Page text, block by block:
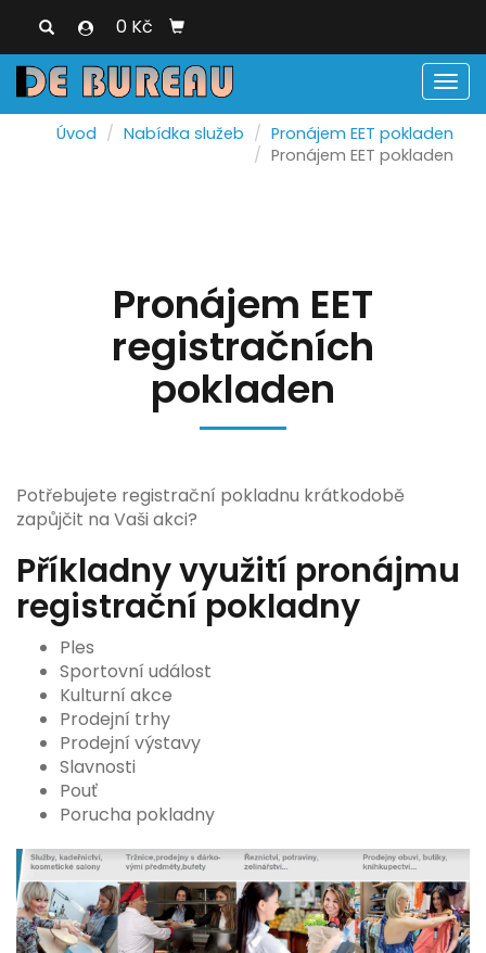
0 Kč
Úvod Nabídka služeb
Pronájem EET pokladen
Pronájem EET pokladen
Pronájem EET
registračních
pokladen
Potřebujete registrační pokladnu krátkodobě
zapůjčit na Vaši akci?
Příkladny využití pronájmu
registrační pokladny
Ples
Sportovní událost
Kulturní akce
Prodejní trhy
Prodejní výstavy
Slavnosti
Pouť
Porucha pokladny